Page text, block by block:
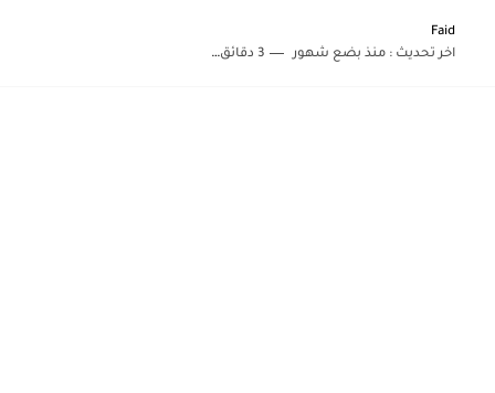
Faid
اخر تحديث :منذ بضع شهور 3 دقائق للقراءة